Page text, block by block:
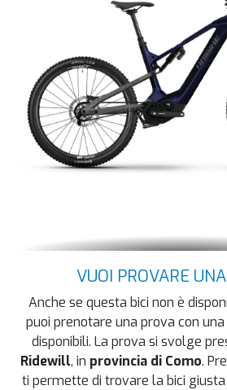
VUOI PROVARE
Anche se questa bici non è
puoi prenotare una prova con
disponibili. La prova si svolge
Ridewill, in provincia di Como.
ti permette di trovare la bici